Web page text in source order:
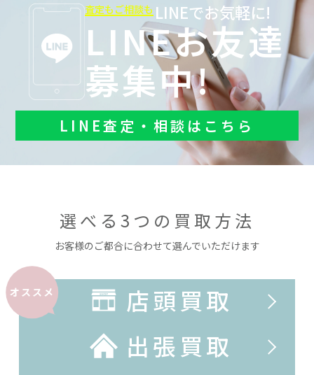
査定もご相談も LINEでお気軽に!
LINEお友達
募集中!
LINE査定・相談はこちら
選べる3つの買取方法
お客様のご都合に合わせて選んでいただけます
オススメ
店頭買取
出張買取